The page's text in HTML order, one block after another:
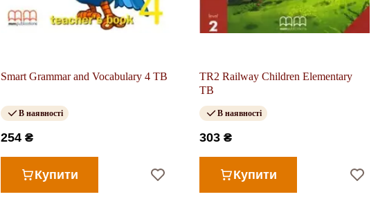
Smart Grammar and Vocabulary 4 TB
В наявності
254 ₴
Купити
TR2 Railway Children Elementary
TB
В наявності
303 ₴
Купити